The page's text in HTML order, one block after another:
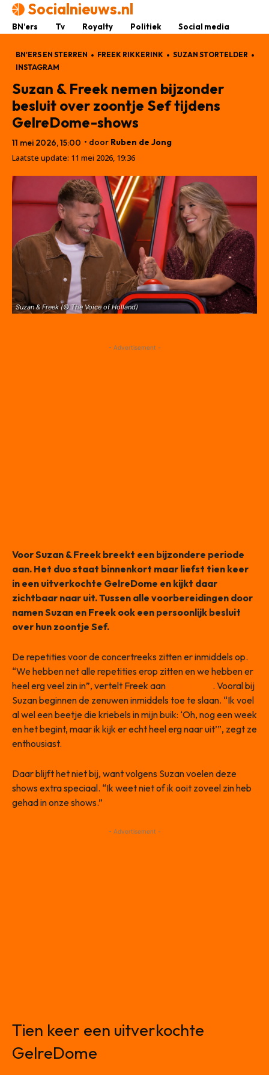
Socialnieuws.nl
BN’ers Tv Royalty Politiek Social media
BN'ERS EN STERREN FREEK RIKKERINK
SUZAN STORTELDER
INSTAGRAM
Suzan & Freek nemen bijzonder
besluit over zoontje Sef tijdens
GelreDome-shows
11 mei 2026, 15:00 • door Ruben de Jong
Laatste update: 11 mei 2026, 19:36
Suzan & Freek (© The Voice of Holland)
- Advertisement -
Voor Suzan & Freek breekt een bijzondere periode
aan. Het duo staat binnenkort maar liefst tien keer
in een uitverkochte GelreDome en kijkt daar
zichtbaar naar uit. Tussen alle voorbereidingen door
namen Suzan en Freek ook een persoonlijk besluit
over hun zoontje Sef.
De repetities voor de concertreeks zitten er inmiddels op.
“We hebben net alle repetities erop zitten en we hebben er
heel erg veel zin in”, vertelt Freek aan
. Vooral bij
Suzan beginnen de zenuwen inmiddels toe te slaan. “Ik voel
al wel een beetje die kriebels in mijn buik: ‘Oh, nog een week
en het begint, maar ik kijk er echt heel erg naar uit’”, zegt ze
enthousiast.
Daar blijft het niet bij, want volgens Suzan voelen deze
shows extra speciaal. “Ik weet niet of ik ooit zoveel zin heb
gehad in onze shows.”
- Advertisement -
Tien keer een uitverkochte
GelreDome